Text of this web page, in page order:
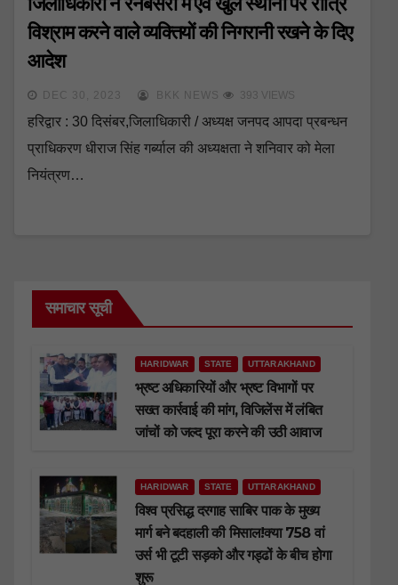
विश्राम करने वाले व्यक्तियों की निगरानी रखने के दिए
आदेश
DEC 30, 2023 BKK NEWS 393 VIEWS
हरिद्वार : 30 दिसंबर,जिलाधिकारी / अध्यक्ष जनपद आपदा प्रबन्धन
प्राधिकरण धीराज सिंह गर्ब्याल की अध्यक्षता ने शनिवार को मेला
नियंत्रण…
समाचार सूची
HARIDWAR STATE UTTARAKHAND
भ्रष्ट अधिकारियों और भ्रष्ट विभागों पर
सख्त कार्रवाई की मांग, विजिलेंस में लंबित
जांचों को जल्द पूरा करने की उठी आवाज
HARIDWAR STATE UTTARAKHAND
विश्व प्रसिद्ध दरगाह साबिर पाक के मुख्य
मार्ग बने बदहाली की मिसाल!क्या 758 वां
उर्स भी टूटी सड़को और गड्ढों के बीच होगा
शुरू